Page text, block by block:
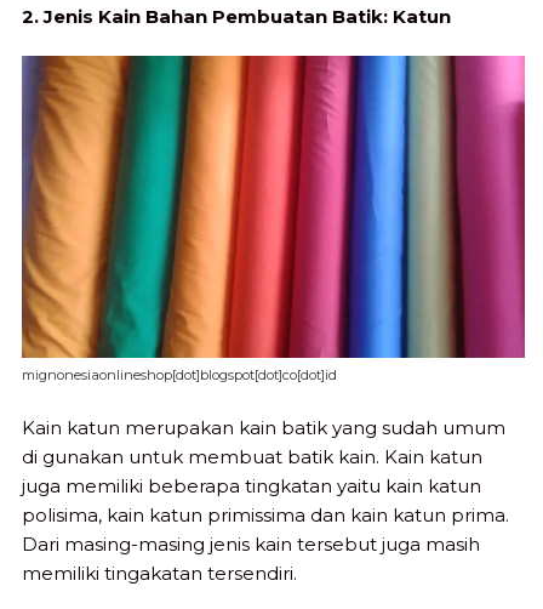
2. Jenis Kain Bahan Pembuatan Batik: Katun
mignonesiaonlineshop[dot]blogspot[dot]co[dot]id
Kain katun merupakan kain batik yang sudah umum
di gunakan untuk membuat batik kain. Kain katun
juga memiliki beberapa tingkatan yaitu kain katun
polisima, kain katun primissima dan kain katun prima.
Dari masing-masing jenis kain tersebut juga masih
memiliki tingakatan tersendiri.